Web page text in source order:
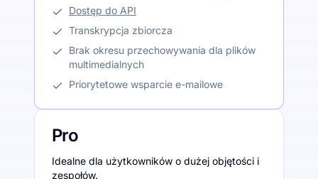
Dostęp do API
Transkrypcja zbiorcza
Brak okresu przechowywania dla plików
multimedialnych
Priorytetowe wsparcie e-mailowe
Pro
Idealne dla użytkowników o dużej objętości i
zespołów.